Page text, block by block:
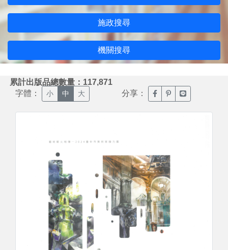
施政搜尋
機關搜尋
累計出版品總數量：117,871
字體： 小 中 大 分享： 臉書分享(另開新視窗)
噗浪分享(另開新
Line分享(另